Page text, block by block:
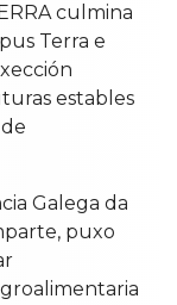
culmina
Terra e
estables
Galega da
puxo